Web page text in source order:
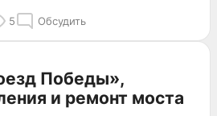
5 Обсудить
Победы»,
и ремонт моста